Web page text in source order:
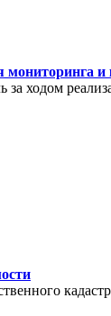
ходом